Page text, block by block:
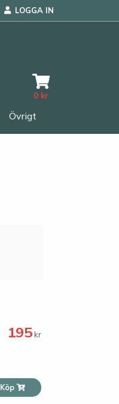
LOGGA IN
0 kr
Övrigt
195kr
Köp